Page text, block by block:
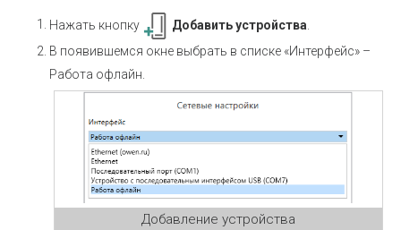
Нажать кнопку Добавить устройства
В появившемся окне выбрать в списке «Интерфейс» –
Работа офлайн.
Добавление устройства